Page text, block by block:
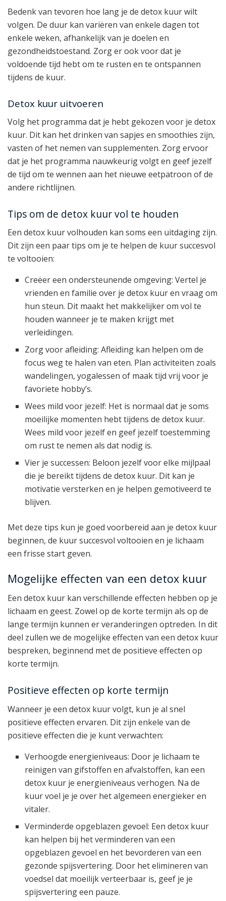
Bedenk van tevoren hoe lang je de detox kuur wilt
volgen. De duur kan variëren van enkele dagen tot
enkele weken, afhankelijk van je doelen en
gezondheidstoestand. Zorg er ook voor dat je
voldoende tijd hebt om te rusten en te ontspannen
tijdens de kuur.
Detox kuur uitvoeren
Volg het programma dat je hebt gekozen voor je detox
kuur. Dit kan het drinken van sapjes en smoothies zijn,
vasten of het nemen van supplementen. Zorg ervoor
dat je het programma nauwkeurig volgt en geef jezelf
de tijd om te wennen aan het nieuwe eetpatroon of de
andere richtlijnen.
Tips om de detox kuur vol te houden
Een detox kuur volhouden kan soms een uitdaging zijn.
Dit zijn een paar tips om je te helpen de kuur succesvol
te voltooien:
Creëer een ondersteunende omgeving: Vertel je
vrienden en familie over je detox kuur en vraag om
hun steun. Dit maakt het makkelijker om vol te
houden wanneer je te maken krijgt met
verleidingen.
Zorg voor afleiding: Afleiding kan helpen om de
focus weg te halen van eten. Plan activiteiten zoals
wandelingen, yogalessen of maak tijd vrij voor je
favoriete hobby’s.
Wees mild voor jezelf: Het is normaal dat je soms
moeilijke momenten hebt tijdens de detox kuur.
Wees mild voor jezelf en geef jezelf toestemming
om rust te nemen als dat nodig is.
Vier je successen: Beloon jezelf voor elke mijlpaal
die je bereikt tijdens de detox kuur. Dit kan je
motivatie versterken en je helpen gemotiveerd te
blijven.
Met deze tips kun je goed voorbereid aan je detox kuur
beginnen, de kuur succesvol voltooien en je lichaam
een frisse start geven.
Mogelijke effecten van een detox kuur
Een detox kuur kan verschillende effecten hebben op je
lichaam en geest. Zowel op de korte termijn als op de
lange termijn kunnen er veranderingen optreden. In dit
deel zullen we de mogelijke effecten van een detox kuur
bespreken, beginnend met de positieve effecten op
korte termijn.
Positieve effecten op korte termijn
Wanneer je een detox kuur volgt, kun je al snel
positieve effecten ervaren. Dit zijn enkele van de
positieve effecten die je kunt verwachten:
Verhoogde energieniveaus: Door je lichaam te
reinigen van gifstoffen en afvalstoffen, kan een
detox kuur je energieniveaus verhogen. Na de
kuur voel je je over het algemeen energieker en
vitaler.
Verminderde opgeblazen gevoel: Een detox kuur
kan helpen bij het verminderen van een
opgeblazen gevoel en het bevorderen van een
gezonde spijsvertering. Door het elimineren van
voedsel dat moeilijk verteerbaar is, geef je je
spijsvertering een pauze.